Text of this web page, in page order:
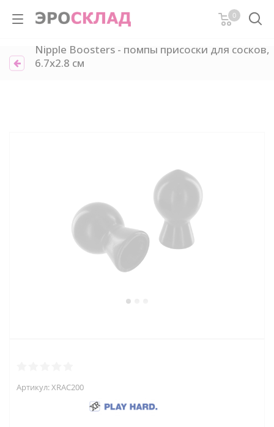
0
Nipple Boosters - помпы присоски для сосков,
6.7х2.8 см
Артикул:XRAC200